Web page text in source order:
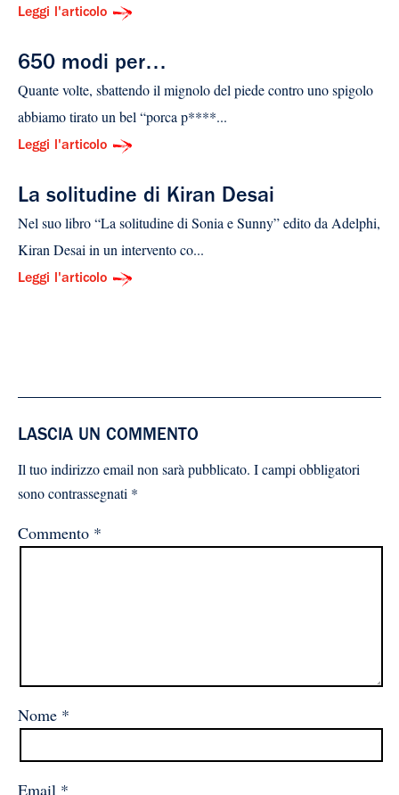
Leggi l'articolo
650 modi per…
Quante volte, sbattendo il mignolo del piede contro uno spigolo
abbiamo tirato un bel “porca p****...
Leggi l'articolo
La solitudine di Kiran Desai
Nel suo libro “La solitudine di Sonia e Sunny” edito da Adelphi,
Kiran Desai in un intervento co...
Leggi l'articolo
LASCIA UN COMMENTO
Il tuo indirizzo email non sarà pubblicato. I campi obbligatori
sono contrassegnati *
Commento *
Nome *
Email *